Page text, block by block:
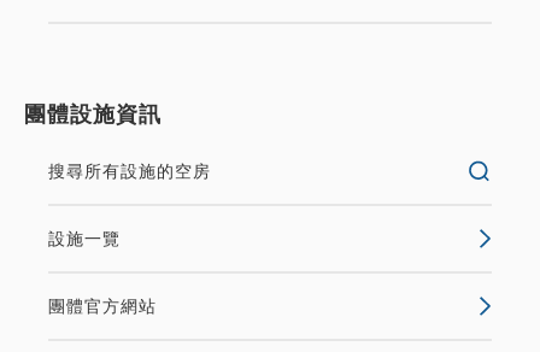
團體設施資訊
搜尋所有設施的空房
設施一覽
團體官方網站